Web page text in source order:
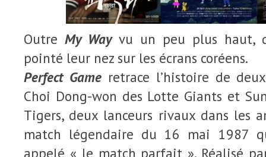
Outre My Wayvu un peu plus haut,
pointé leur nez sur les écrans coréens.
Perfect Gameretrace l’histoire de
Choi Dong-won des Lotte Giants et
Tigers, deux lanceurs rivaux dans les
match légendaire du 16 mai 1987
appelé « le match parfait ». Réalisé